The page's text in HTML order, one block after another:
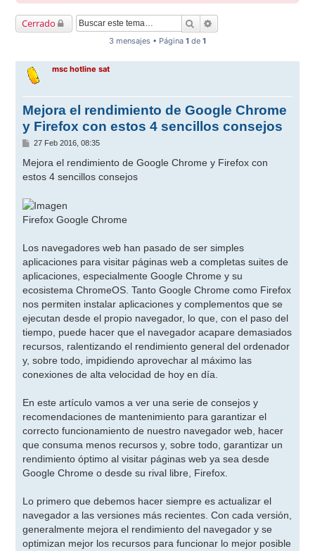
Cerrado Buscar
3 mensajes • Página 1 de 1
msc hotline sat
Mejora el rendimiento de Google Chrome
y Firefox con estos 4 sencillos consejos
M
n
a
e
27 Feb 2016, 08:35
Mejora el rendimiento de Google Chrome y Firefox con
estos 4 sencillos consejos
Firefox Google Chrome
Los navegadores web han pasado de ser simples
aplicaciones para visitar páginas web a completas suites de
aplicaciones, especialmente Google Chrome y su
ecosistema ChromeOS. Tanto Google Chrome como Firefox
nos permiten instalar aplicaciones y complementos que se
ejecutan desde el propio navegador, lo que, con el paso del
tiempo, puede hacer que el navegador acapare demasiados
recursos, ralentizando el rendimiento general del ordenador
y, sobre todo, impidiendo aprovechar al máximo las
conexiones de alta velocidad de hoy en día.
En este artículo vamos a ver una serie de consejos y
recomendaciones de mantenimiento para garantizar el
correcto funcionamiento de nuestro navegador web, hacer
que consuma menos recursos y, sobre todo, garantizar un
rendimiento óptimo al visitar páginas web ya sea desde
Google Chrome o desde su rival libre, Firefox.
Lo primero que debemos hacer siempre es actualizar el
navegador a las versiones más recientes. Con cada versión,
generalmente mejora el rendimiento del navegador y se
optimizan mejor los recursos para funcionar lo mejor posible